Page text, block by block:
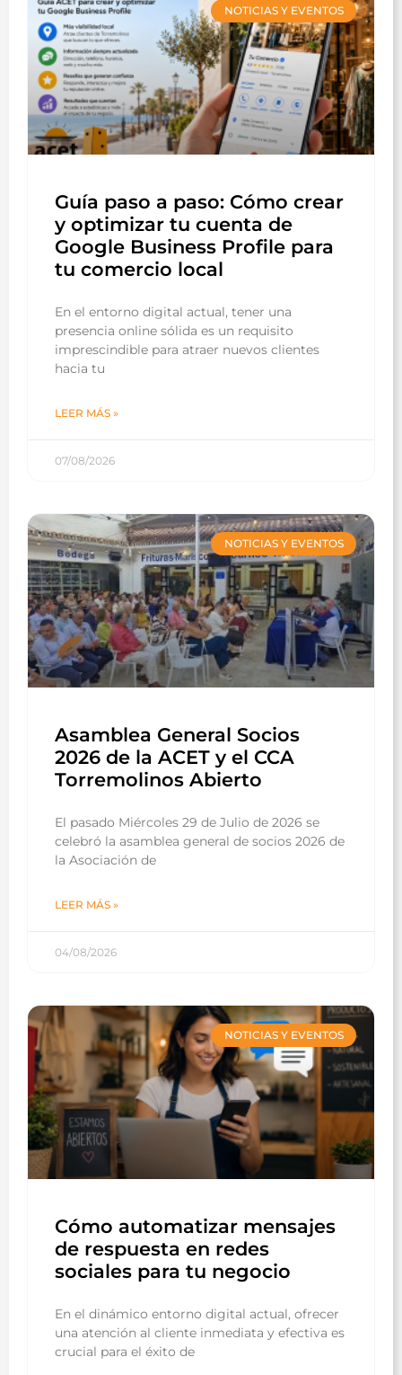
NOTICIAS Y EVENTOS
Guía paso a paso: Cómo crear
y optimizar tu cuenta de
Google Business Profile para
tu comercio local
En el entorno digital actual, tener una
presencia online sólida es un requisito
imprescindible para atraer nuevos clientes
hacia tu
LEER MÁS »
07/08/2026
NOTICIAS Y EVENTOS
Asamblea General Socios
2026 de la ACET y el CCA
Torremolinos Abierto
El pasado Miércoles 29 de Julio de 2026 se
celebró la asamblea general de socios 2026 de
la Asociación de
LEER MÁS »
04/08/2026
NOTICIAS Y EVENTOS
Cómo automatizar mensajes
de respuesta en redes
sociales para tu negocio
En el dinámico entorno digital actual, ofrecer
una atención al cliente inmediata y efectiva es
crucial para el éxito de